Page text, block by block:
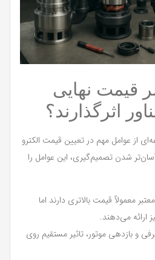
قیمت نهایی
اثرگذارند؟
از عوامل مهم در تعیین قیمت الکترو
شدن تصمیم‌گیری، این عوامل را
معمولاً قیمت بالاتری دارند اما
ارائه می‌دهند.
و بازدهی موتور، تاثیر مستقیم روی